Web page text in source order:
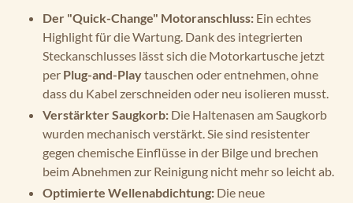
Der "Quick-Change" Motoranschluss: Ein echtes
Highlight für die Wartung. Dank des integrierten
Steckanschlusses lässt sich die Motorkartusche jetzt
per Plug-and-Playtauschen oder entnehmen, ohne
dass du Kabel zerschneiden oder neu isolieren musst.
Verstärkter Saugkorb: Die Haltenasen am Saugkorb
wurden mechanisch verstärkt. Sie sind resistenter
gegen chemische Einflüsse in der Bilge und brechen
beim Abnehmen zur Reinigung nicht mehr so leicht ab.
Optimierte Wellenabdichtung: Die neue